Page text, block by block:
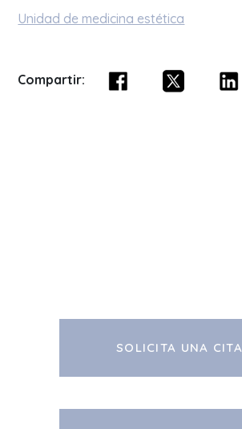
Unidad de medicina estética
Compartir:
SOLICITA UNA CITA